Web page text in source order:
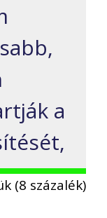
a
(8 százalék)